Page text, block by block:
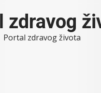
zdravog
Portal zdravog života